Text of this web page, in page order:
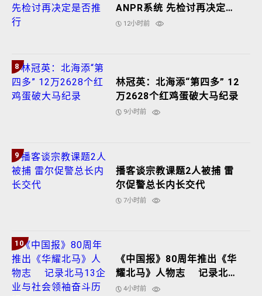
ANPR系统 先检讨再决定是
否推行
12小时前
8
林冠英：北海添“第四多” 12
万2628个红鸡蛋破大马纪录
9小时前
9
播客谈宗教课题2人被捕 雷
尔促警总长内长交代
7小时前
10
《中国报》80周年推出《华
耀北马》人物志 记录北马
13企业与社会领袖奋斗历程
4小时前